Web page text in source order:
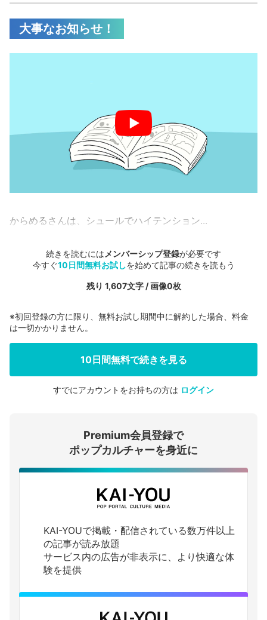
大事なお知らせ！
からめるさんは、シュールでハイテンション...
続きを読むにはメンバーシップ登録が必要です
今すぐ10日間無料お試しを始めて記事の続きを読もう
残り 1,607文字 / 画像0枚
会員登録する
ログインする
※初回登録の方に限り、無料お試し期間中に解約した場合、料金
は一切かかりません。
10日間無料で続きを見る
すでにアカウントをお持ちの方は ログイン
Premium会員登録で
ポップカルチャーを身近に
KAI-YOUで掲載・配信されている数万件以上
の記事が読み放題
サービス内の広告が非表示に、より快適な体
験を提供